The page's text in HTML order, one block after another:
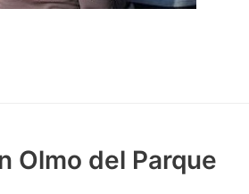
Olmo del Parque